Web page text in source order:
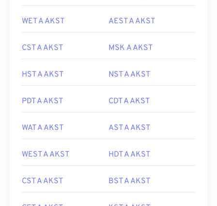
WET A AKST AEST A AKST
CST A AKST MSK A AKST
HST A AKST NST A AKST
PDT A AKST CDT A AKST
WAT A AKST AST A AKST
WEST A AKST HDT A AKST
CST A AKST BST A AKST